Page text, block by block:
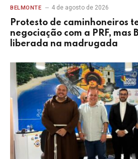
BELMONTE 4 de agosto de 2026
Protesto de caminhoneiros
negociação com a PRF, mas
liberada na madrugada